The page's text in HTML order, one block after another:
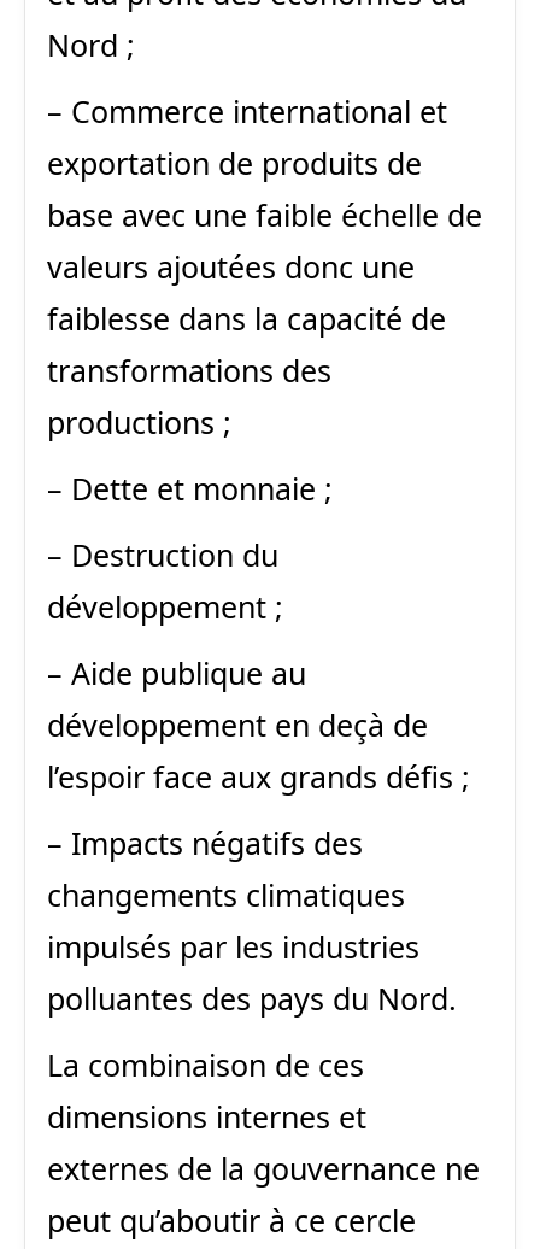
Nord ;
– Commerce international et
exportation de produits de
base avec une faible échelle de
valeurs ajoutées donc une
faiblesse dans la capacité de
transformations des
productions ;
– Dette et monnaie ;
– Destruction du
développement ;
– Aide publique au
développement en deçà de
l’espoir face aux grands défis ;
– Impacts négatifs des
changements climatiques
impulsés par les industries
polluantes des pays du Nord.
La combinaison de ces
dimensions internes et
externes de la gouvernance ne
peut qu’aboutir à ce cercle